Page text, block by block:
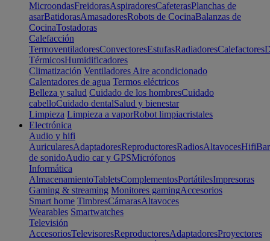
MicroondasFreidorasAspiradoresCafeterasPlanchas de
asarBatidorasAmasadoresRobots de CocinaBalanzas de
CocinaTostadoras
Calefacción
TermoventiladoresConvectoresEstufasRadiadoresCalefactores
TérmicosHumidificadores
Climatización Ventiladores Aire acondicionado
Calentadores de agua Termos eléctricos
Belleza y salud Cuidado de los hombresCuidado
cabelloCuidado dentalSalud y bienestar
Limpieza Limpieza a vaporRobot limpiacristales
Electrónica
Audio y hifi
AuricularesAdaptadoresReproductoresRadiosAltavocesHifi
de sonidoAudio car y GPSMicrófonos
Informática
AlmacenamientoTabletsComplementosPortátilesImpresoras
Gaming & streaming Monitores gamingAccesorios
Smart home TimbresCámarasAltavoces
Wearables Smartwatches
Televisión
AccesoriosTelevisoresReproductoresAdaptadoresProyectores